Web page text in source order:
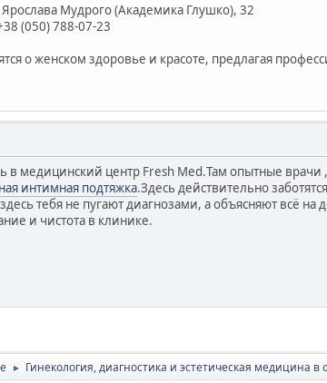
Ярослава Мудрого (Академика Глушко), 32
(050) 788-07-23
о женском здоровье и красоте, предлагая
в медицинский центр Fresh Med.Там опытные врачи
интимная подтяжка.Здесь действительно
тебя не пугают диагнозами, а объясняют всё на
и чистота в клинике.
► Гинекология, диагностика и эстетическая медицина